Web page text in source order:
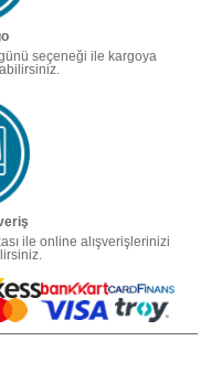
seçeneği ile kargoya
ile online alışverişlerinizi